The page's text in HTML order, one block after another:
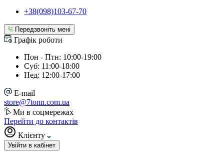
+38(098)103-67-70
Передзвоніть мені
Графік роботи
Пон - Птн: 10:00-19:00
Суб: 11:00-18:00
Нед: 12:00-17:00
E-mail
store@7tonn.com.ua
Ми в соцмережах
Перейти до контактів
Клієнту
Увійти в кабінет